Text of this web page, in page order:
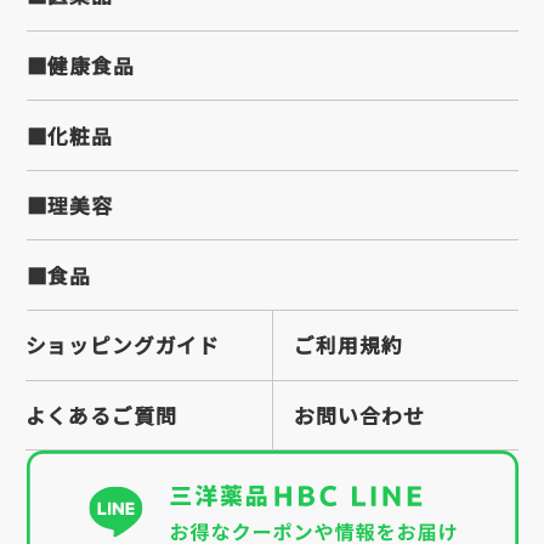
■健康食品
■化粧品
■理美容
■食品
ショッピングガイド ご利用規約
よくあるご質問 お問い合わせ